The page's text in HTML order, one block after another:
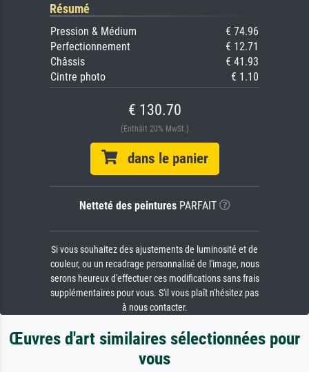
Résumé
Pression & Médium
€ 74.96
Perfectionnement
€ 12.71
Châssis
€ 41.93
Cintre photo
€ 1.10
€ 130.70
(Enthält 20% MwSt.)
dans le panier
Netteté des peinturesPARFAIT
Si vous souhaitez des ajustements de luminosité et de
couleur, ou un recadrage personnalisé de l'image, nous
serons heureux d'effectuer ces modifications sans frais
supplémentaires pour vous. S'il vous plaît n'hésitez pas
à nous contacter.
Œuvres d'art similaires sélectionnées pour
vous